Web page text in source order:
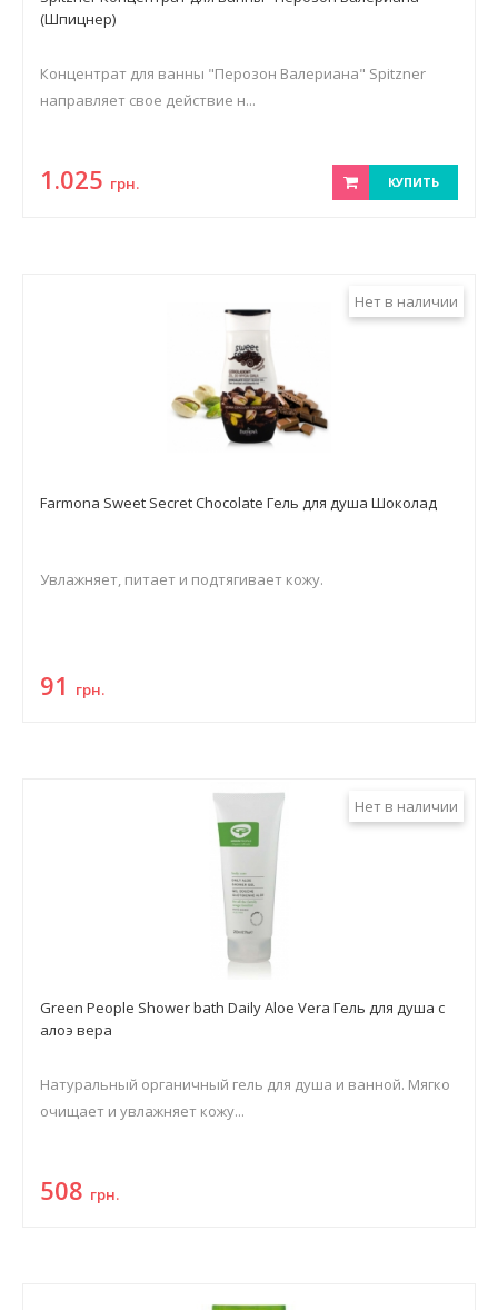
(Шпицнер)
Концентрат для ванны "Перозон Валериана" Spitzner
направляет свое действие н...
1.025 грн. КУПИТЬ
Нет в наличии
Farmona Sweet Secret Chocolate Гель для душа Шоколад
Увлажняет, питает и подтягивает кожу.
91 грн.
Нет в наличии
Green People Shower bath Daily Aloe Vera Гель для душа с
алоэ вера
Натуральный органичный гель для душа и ванной. Мягко
очищает и увлажняет кожу...
508 грн.